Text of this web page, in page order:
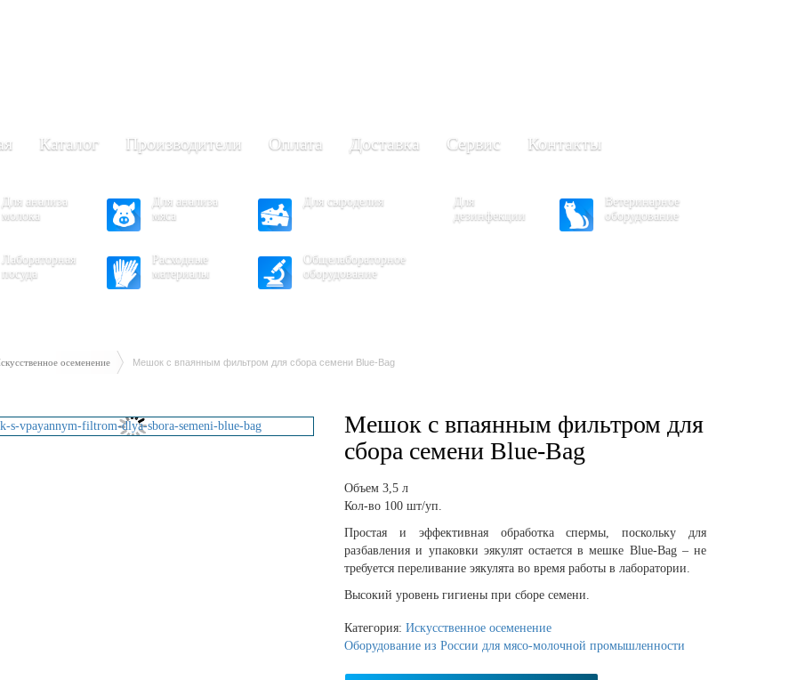
Каталог Производители Оплата Доставка Сервис Контакты
Для анализа
молока
Для анализа
мяса
Для сыроделия
Для
дезинфекции
Ветеринарное
оборудование
Лабораторная
посуда
Расходные
материалы
Общелабораторное
оборудование
осеменение Мешок с впаянным фильтром для сбора семени Blue-Bag
Мешок с впаянным фильтром для
сбора семени Blue-Bag
Объем 3,5 л
Кол-во 100 шт/уп.
Простая и эффективная обработка спермы, поскольку для
разбавления и упаковки эякулят остается в мешке Blue-Bag – не
требуется переливание эякулята во время работы в лаборатории.
Высокий уровень гигиены при сборе семени.
Категория:Искусственное осеменение
Оборудование из России для мясо-молочной промышленности